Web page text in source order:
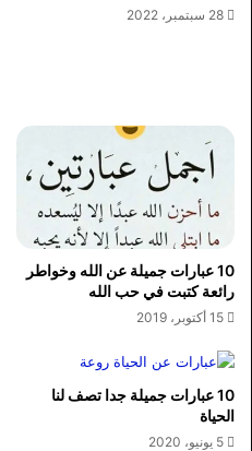
28 سبتمبر، 2022
10 عبارات جميلة عن الله وخواطر
رائعة كتبت في حب الله
15 أكتوبر، 2019
10 عبارات جميلة جدا تصف لنا
الحياة
5 يونيو، 2020